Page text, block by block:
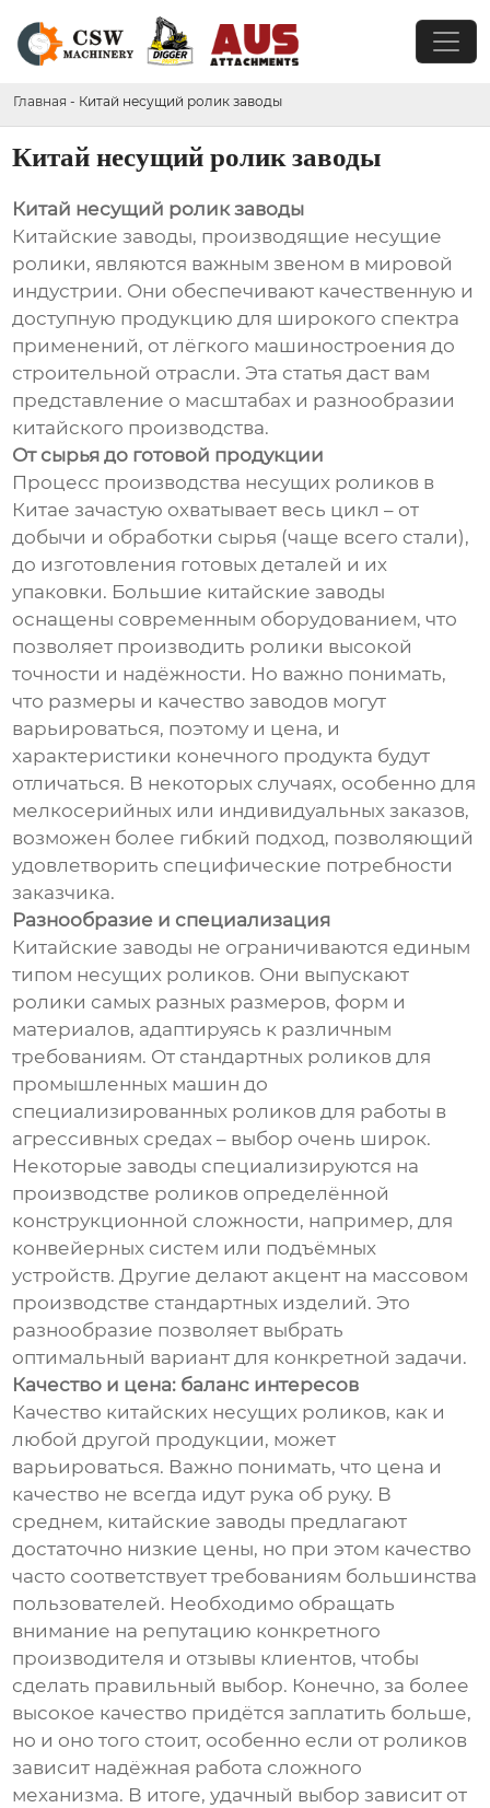
Главная - Китай несущий ролик заводы
Китай несущий ролик заводы
Китай несущий ролик заводы
Китайские заводы, производящие несущие
ролики, являются важным звеном в мировой
индустрии. Они обеспечивают качественную и
доступную продукцию для широкого спектра
применений, от лёгкого машиностроения до
строительной отрасли. Эта статья даст вам
представление о масштабах и разнообразии
китайского производства.
От сырья до готовой продукции
Процесс производства несущих роликов в
Китае зачастую охватывает весь цикл – от
добычи и обработки сырья (чаще всего стали),
до изготовления готовых деталей и их
упаковки. Большие китайские заводы
оснащены современным оборудованием, что
позволяет производить ролики высокой
точности и надёжности. Но важно понимать,
что размеры и качество заводов могут
варьироваться, поэтому и цена, и
характеристики конечного продукта будут
отличаться. В некоторых случаях, особенно для
мелкосерийных или индивидуальных заказов,
возможен более гибкий подход, позволяющий
удовлетворить специфические потребности
заказчика.
Разнообразие и специализация
Китайские заводы не ограничиваются единым
типом несущих роликов. Они выпускают
ролики самых разных размеров, форм и
материалов, адаптируясь к различным
требованиям. От стандартных роликов для
промышленных машин до
специализированных роликов для работы в
агрессивных средах – выбор очень широк.
Некоторые заводы специализируются на
производстве роликов определённой
конструкционной сложности, например, для
конвейерных систем или подъёмных
устройств. Другие делают акцент на массовом
производстве стандартных изделий. Это
разнообразие позволяет выбрать
оптимальный вариант для конкретной задачи.
Качество и цена: баланс интересов
Качество китайских несущих роликов, как и
любой другой продукции, может
варьироваться. Важно понимать, что цена и
качество не всегда идут рука об руку. В
среднем, китайские заводы предлагают
достаточно низкие цены, но при этом качество
часто соответствует требованиям большинства
пользователей. Необходимо обращать
внимание на репутацию конкретного
производителя и отзывы клиентов, чтобы
сделать правильный выбор. Конечно, за более
высокое качество придётся заплатить больше,
но и оно того стоит, особенно если от роликов
зависит надёжная работа сложного
механизма. В итоге, удачный выбор зависит от